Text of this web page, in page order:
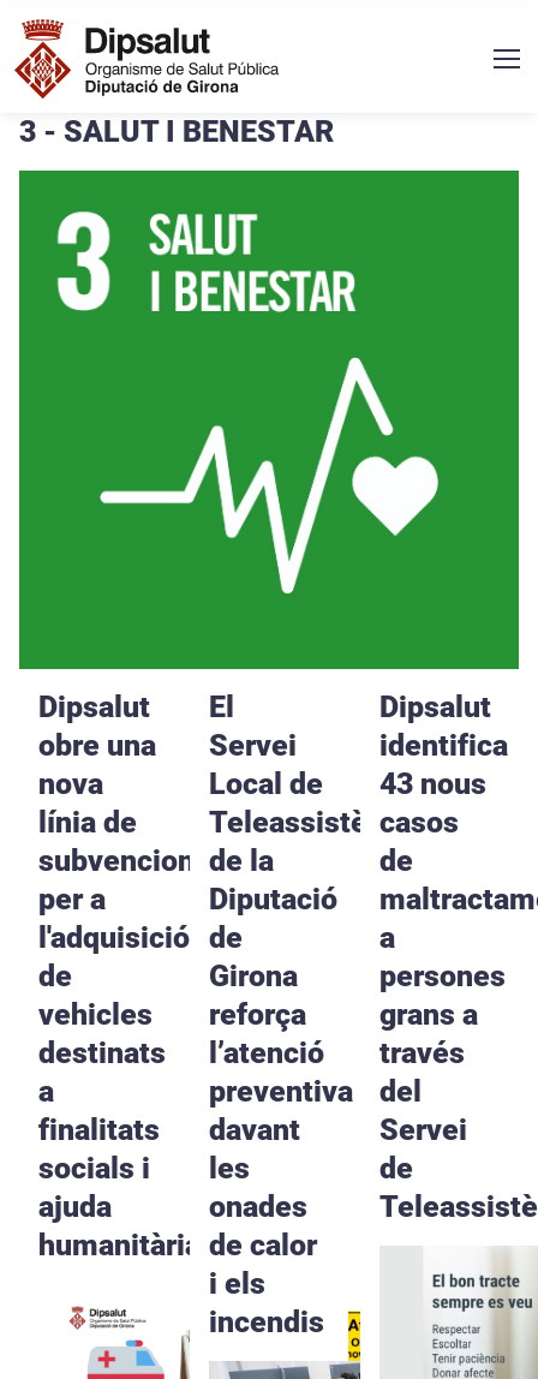
Navegació principal
3 - SALUT I BENESTAR
Dipsalut
obre una
nova
línia de
subvencions
per a
l'adquisició
de
vehicles
destinats
a
finalitats
socials i
ajuda
humanitària
El
Servei
Local de
Teleassistència
de la
Diputació
de
Girona
reforça
l’atenció
preventiva
davant
les
onades
de calor
i els
incendis
Dipsalut
identifica
43 nous
casos
de
a
persones
grans a
través
del
Servei
de